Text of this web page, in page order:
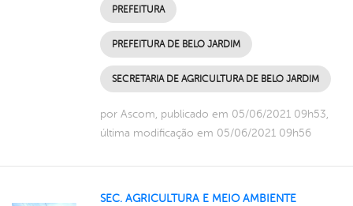
PREFEITURA
PREFEITURA DE BELO JARDIM
SECRETARIA DE AGRICULTURA DE BELO JARDIM
por Ascom, publicado em 05/06/2021 09h53,
última modificação em 05/06/2021 09h56
SEC. AGRICULTURA E MEIO AMBIENTE